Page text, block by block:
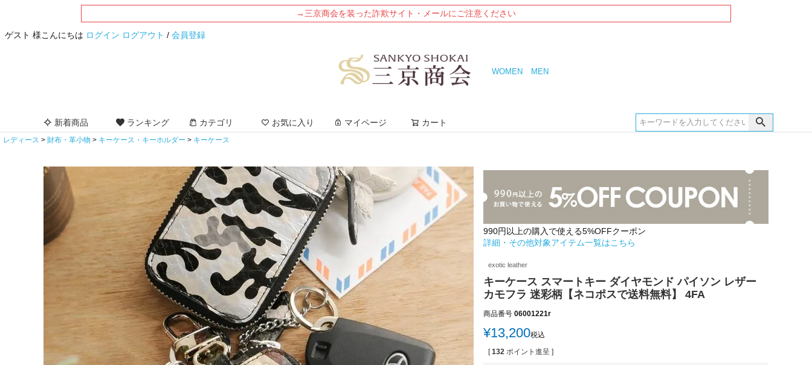
→三京商会を装った詐欺サイト・メールにご注意ください
ゲスト 様こんにちは ログイン ログアウト / 会員登録
WOMEN MEN
新着商品 ランキング カテゴリ お気に入り マイページ カート
レディース 財布・革小物 キーケース・キーホルダー キーケース
990円以上の購入で使える5%OFFクーポン
詳細・その他対象アイテム一覧はこちら
exotic leather
キーケース スマートキー ダイヤモンド パイソン レザー
カモフラ 迷彩柄【ネコポスで送料無料】 4FA
商品番号 06001221r
¥13,200税込
[ 132 ポイント進呈 ]